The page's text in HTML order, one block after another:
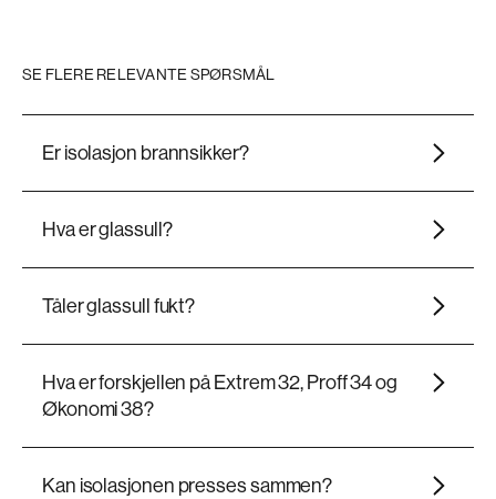
SE FLERE RELEVANTE SPØRSMÅL
Er isolasjon brannsikker?
Hva er glassull?
Tåler glassull fukt?
Hva er forskjellen på Extrem 32, Proff 34 og
Økonomi 38?
Kan isolasjonen presses sammen?